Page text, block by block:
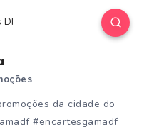
da cidade do
#encartesgamadf